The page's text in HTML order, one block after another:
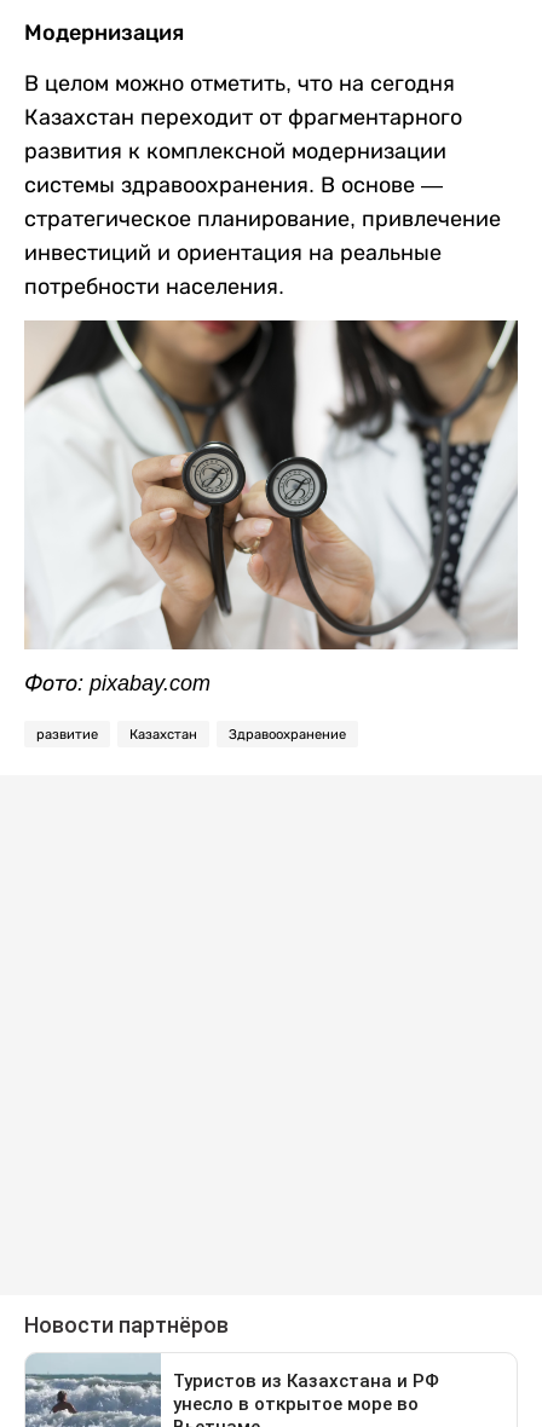
Модернизация
В целом можно отметить, что на сегодня
Казахстан переходит от фрагментарного
развития к комплексной модернизации
системы здравоохранения. В основе —
стратегическое планирование, привлечение
инвестиций и ориентация на реальные
потребности населения.
Фото: pixabay.com
развитие Казахстан Здравоохранение